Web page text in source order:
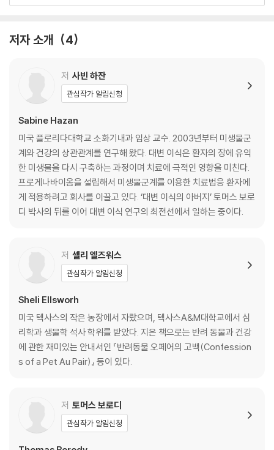
라임병과 대변 이식 _139
피부를 다스리는 미생물 _154
염증을 다스리는 미생물 _159
암을 예방하는 미생물 _173
3부 대변 이식에 대한 모든 것
피해야 할 음식 _178
음식으로 드는 적금 _184
대변 이식을 하는 방법 _202
대변 이식 합병증 _208
공여자가 누구죠? _211
4부 대변 이식의 미래
나도 대변 이식을 받을 수 있을까? _228
몸의 지배자, 미생물 _231
흙에서 흙으로 _233
감사의 말 _240
옮긴이의 말 _242
찾아보기 _274
저자 소개 4
저 사빈 하잔
관심작가 알림신청
Sabine Hazan
미국 플로리다대학교 소화기내과 임상 교수. 2003년부터 미생물군
계와 건강의 상관관계를 연구해 왔다. 대변 이식은 환자의 장에 유익
한 미생물을 다시 구축하는 과정이며 치료에 극적인 영향을 미친다.
프로게나바이옴을 설립해서 미생물군계를 이용한 치료법응 환자에
게 적용하려고 회사를 이끌고 있다. ‘대변 이식의 아버지’ 토머스 보로
디 박사의 뒤를 이어 대변 이식 연구의 최전선에서 일하는 중이다.
저 셸리 엘즈워스
관심작가 알림신청
Sheli Ellsworh
미국 텍사스의 작은 농장에서 자랐으며, 텍사스A&M대학교에서 심
리학과 생물학 석사 학위를 받았다. 지은 책으로는 반려 동물과 건강
에 관한 재미있는 안내서인 『반려동물 오페어의 고백(Confession
s of a Pet Au Pair)』 등이 있다.
저 토머스 보로디
관심작가 알림신청